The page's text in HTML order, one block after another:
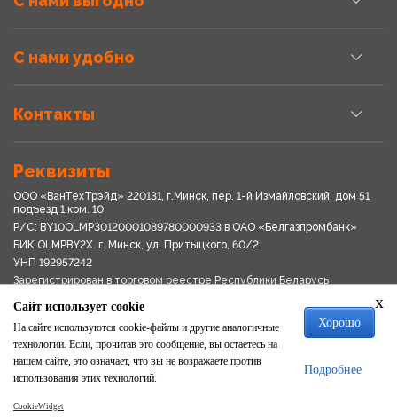
С нами удобно
Контакты
Реквизиты
ООО «ВанТехТрэйд» 220131, г.Минск, пер. 1-й Измайловский, дом 51
подъезд 1,ком. 10
Р/С: BY10OLMP30120001089780000933 в OАО «Белгазпромбанк»
БИК OLMPBY2X. г. Минск, ул. Притыцкого, 60/2
УНП 192957242
Зарегистрирован в торговом реестре Республики Беларусь
Свидетельство о регистрации № 192957242выдано 18.08.2017
Мингориспоплком
Политика обработки персональных данных
Положение о системе видеонаблюдения
Политика в отношении обработки файлов cookie
x
Сайт использует cookie
На сайте используются cookie-файлы и другие аналогичные
технологии. Если, прочитав это сообщение, вы остаетесь на
нашем сайте, это означает, что вы не возражаете против
использования этих технологий.
Хорошо
Подробнее
CookieWidget